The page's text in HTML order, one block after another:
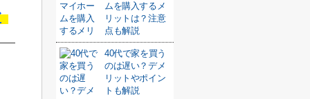
ムを購入するメ
リットは？注意
点も解説
40代で家を買う
のは遅い？デメ
リットやポイン
トも解説